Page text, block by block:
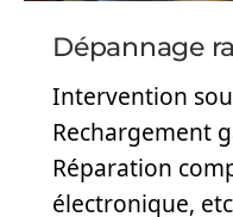
Dépannage
Intervention
Rechargement
Réparation
électronique,